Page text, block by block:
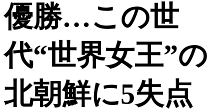
優勝…この世
代“世界女王”の
北朝鮮に5失点